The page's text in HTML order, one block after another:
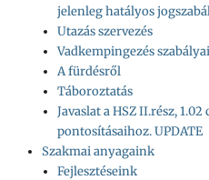
jelenleg hatályos
Utazás szervezés
Vadkempingezés szabályai
A fürdésről
Táboroztatás
Javaslat a HSZ II.rész,
pontosításaihoz. UPDATE
Szakmai anyagaink
Fejlesztéseink